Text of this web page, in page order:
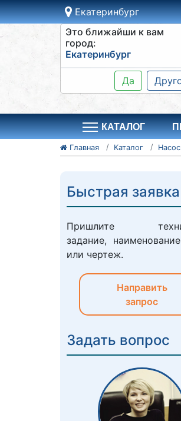
Екатеринбург
Это ближайши к вам
город:
Екатеринбург
Да
Шкафы
КАТАЛОГ
Главная Каталог
Быстрая заявка
Пришлите
задание,
или чертеж.
Направить
запрос
Задать вопрос